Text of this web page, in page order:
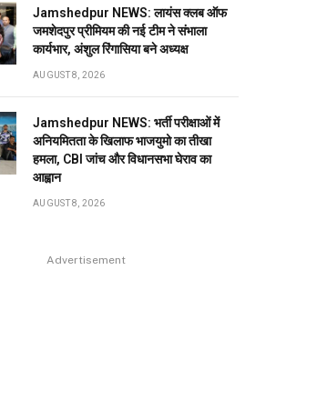
Jamshedpur NEWS: लायंस क्लब ऑफ
जमशेदपुर प्रीमियम की नई टीम ने संभाला
कार्यभार, अंशुल रिंगासिया बने अध्यक्ष
AUGUST 8, 2026
Jamshedpur NEWS: भर्ती परीक्षाओं में
अनियमितता के खिलाफ भाजयुमो का तीखा
हमला, CBI जांच और विधानसभा घेराव का
आह्वान
AUGUST 8, 2026
Advertisement